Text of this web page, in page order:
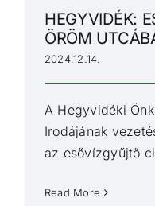
HEGYVIDÉK:
ÖRÖM
2024.12.14.
A Hegyvidéki
Irodájának
az esővízgyűjtő
Read More